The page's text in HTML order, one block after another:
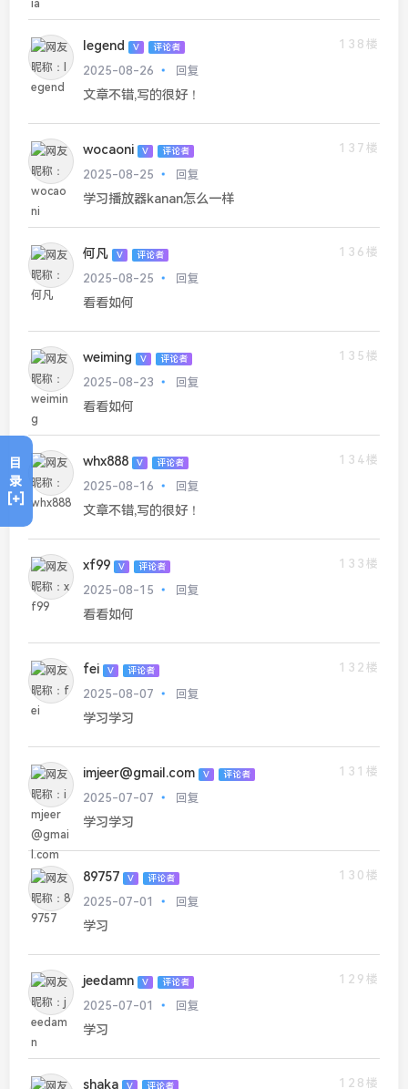
legend V 评论者
138楼
2025-08-26
回复
文章不错,写的很好！
wocaoni V 评论者
137楼
2025-08-25
回复
学习播放器kanan怎么一样
何凡 V 评论者
136楼
2025-08-25
回复
看看如何
weiming V 评论者
135楼
2025-08-23
回复
看看如何
whx888 V 评论者
134楼
2025-08-16
回复
文章不错,写的很好！
xf99 V 评论者
133楼
2025-08-15
回复
看看如何
fei V 评论者
132楼
2025-08-07
回复
学习学习
imjeer@gmail.com V 评论者
131楼
2025-07-07
回复
学习学习
89757 V 评论者
130楼
2025-07-01
回复
学习
jeedamn V 评论者
129楼
2025-07-01
回复
学习
shaka V 评论者 128楼
目
录
[+]